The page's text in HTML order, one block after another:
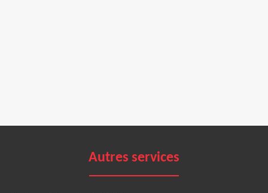
Autres services